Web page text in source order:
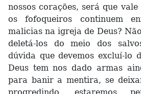
nossos corações, será que
os fofoqueiros continuem
malicias na igreja de Deus?
deletá-los do meio dos
dúvida que devemos excluí-lo
Deus tem nos dado armas
para banir a mentira, se